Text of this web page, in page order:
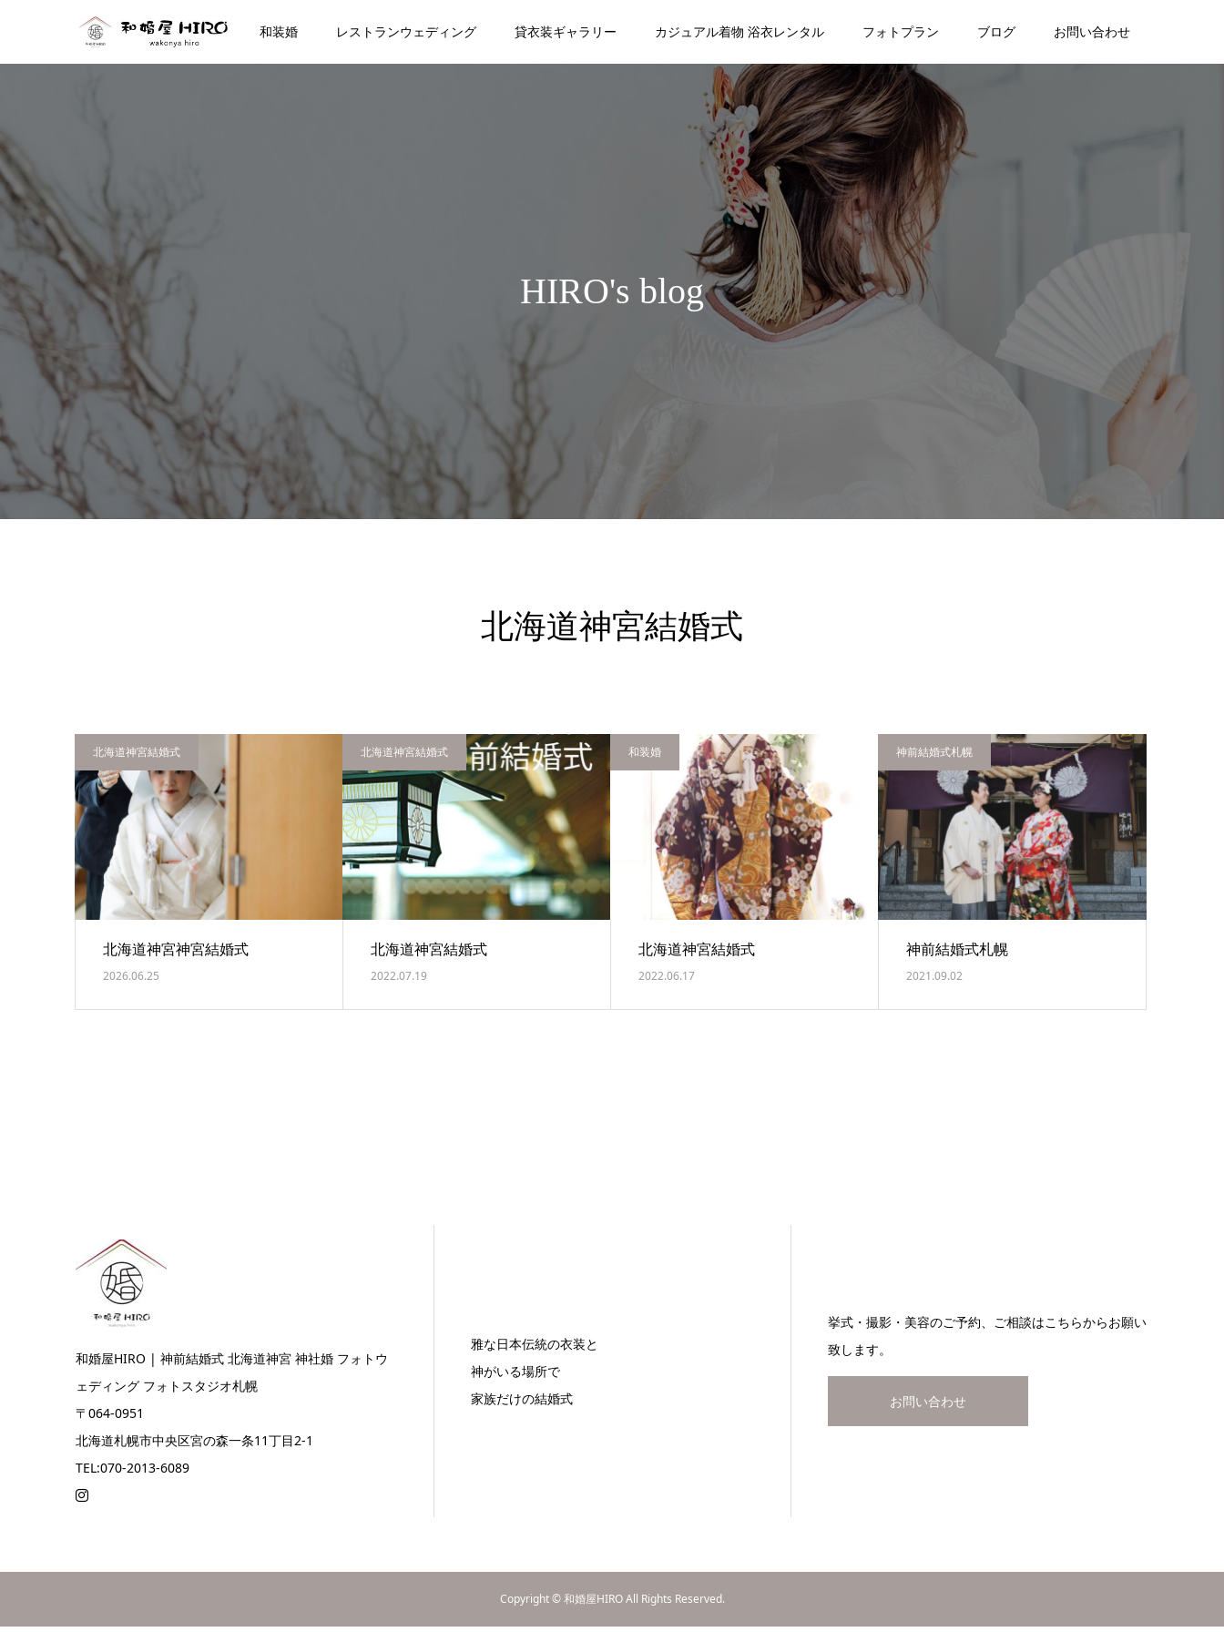
和装婚 レストランウェディング 貸衣装ギャラリー カジュアル着物 浴衣レンタル フォトプラン ブログ お問い合わせ
HIRO's blog
北海道神宮結婚式
北海道神宮結婚式
北海道神宮神宮結婚式
2026.06.25
北海道神宮結婚式
北海道神宮結婚式
2022.07.19
和装婚
北海道神宮結婚式
2022.06.17
神前結婚式札幌
神前結婚式札幌
2021.09.02
和婚屋HIRO | 神前結婚式 北海道神宮 神社婚 フォトウ
ェディング フォトスタジオ札幌
〒064-0951
北海道札幌市中央区宮の森一条11丁目2-1
TEL:070-2013-6089
雅な日本伝統の衣装と
神がいる場所で
家族だけの結婚式
挙式・撮影・美容のご予約、ご相談はこちらからお願い
致します。
お問い合わせ
Copyright © 和婚屋HIRO All Rights Reserved.